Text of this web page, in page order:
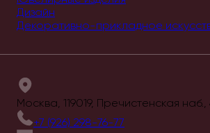
Дизайн
Декоративно-прикладное
Москва, 119019, Пречистенская наб.,
+7 (926) 298-76-77